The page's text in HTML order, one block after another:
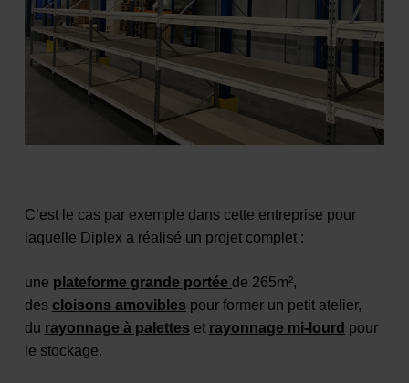
C’est le cas par exemple dans cette entreprise pour
laquelle Diplex a réalisé un projet complet :
une plateforme grande portée de 265m²,
des cloisons amovibles pour former un petit atelier,
du rayonnage à palettes et rayonnage mi-lourd pour
le stockage.